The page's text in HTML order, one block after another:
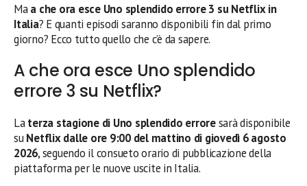
Maa che ora esce Uno splendido errore 3 su Netflix in
Italia? E quanti episodi saranno disponibili fin dal primo
giorno? Ecco tutto quello che c’è da sapere.
A che ora esce Uno splendido
errore 3 su Netflix?
Laterza stagione di Uno splendido erroresarà disponibile
suNetflix dalle ore 9:00 del mattino di giovedì 6 agosto
2026, seguendo il consueto orario di pubblicazione della
piattaforma per le nuove uscite in Italia.